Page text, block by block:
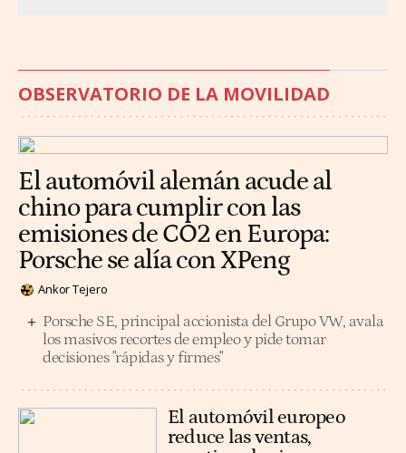
OBSERVATORIO DE LA MOVILIDAD
El automóvil alemán acude al
chino para cumplir con las
emisiones de CO2 en Europa:
Porsche se alía con XPeng
Ankor Tejero
Porsche SE, principal accionista del Grupo VW, avala
los masivos recortes de empleo y pide tomar
decisiones "rápidas y firmes"
El automóvil europeo
reduce las ventas,